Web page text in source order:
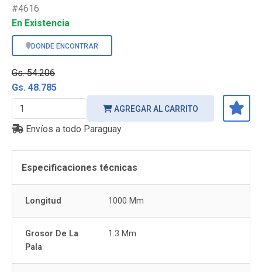
#4616
En Existencia
DONDE ENCONTRAR
Gs. 54.206
Gs. 48.785
AGREGAR AL CARRITO
Envíos a todo Paraguay
Especificaciones técnicas
Longitud 1000 Mm
Grosor De La
Pala
1.3 Mm